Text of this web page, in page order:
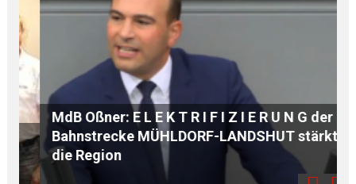
MdB Oßner: E L E K T R I F I Z I E R U N G der
Bahnstrecke MÜHLDORF-LANDSHUT stärkt
die Region